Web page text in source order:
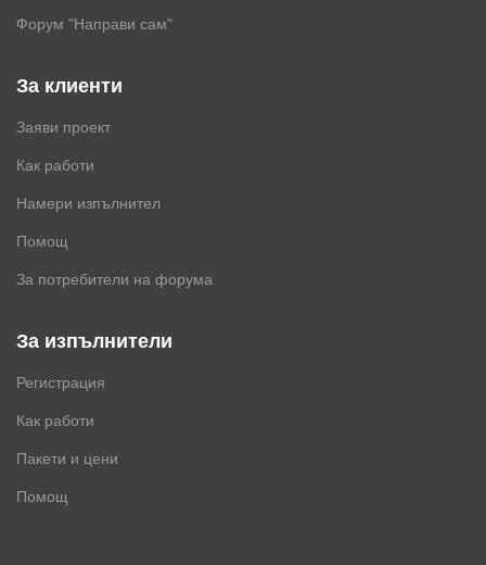
Форум "Направи сам"
За клиенти
Заяви проект
Как работи
Намери изпълнител
Помощ
За потребители на форума
За изпълнители
Регистрация
Как работи
Пакети и цени
Помощ